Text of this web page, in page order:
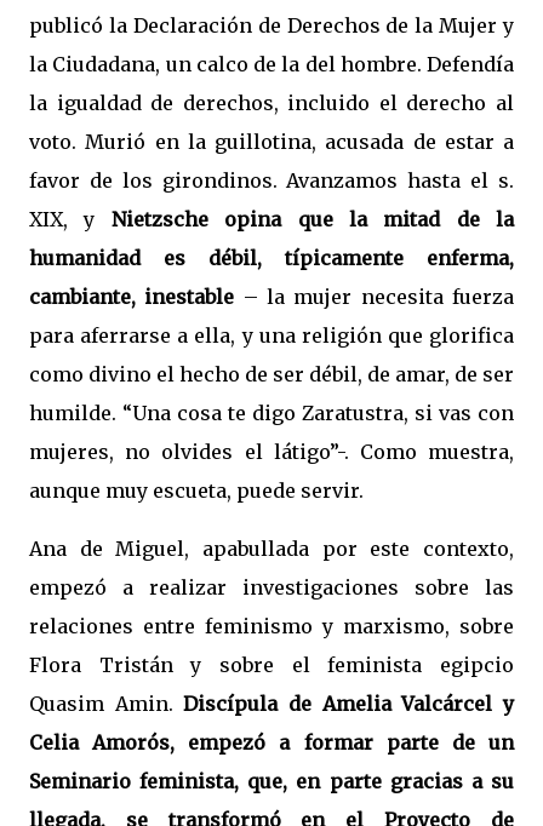
publicó la Declaración de Derechos de la Mujer y
la Ciudadana, un calco de la del hombre. Defendía
la igualdad de derechos, incluido el derecho al
voto. Murió en la guillotina, acusada de estar a
favor de los girondinos. Avanzamos hasta el s.
XIX, y Nietzsche opina que la mitad de la
humanidad es débil, típicamente enferma,
cambiante, inestable – la mujer necesita fuerza
para aferrarse a ella, y una religión que glorifica
como divino el hecho de ser débil, de amar, de ser
humilde. “Una cosa te digo Zaratustra, si vas con
mujeres, no olvides el látigo”-. Como muestra,
aunque muy escueta, puede servir.
Ana de Miguel, apabullada por este contexto,
empezó a realizar investigaciones sobre las
relaciones entre feminismo y marxismo, sobre
Flora Tristán y sobre el feminista egipcio
Quasim Amin.Discípula de Amelia Valcárcel y
Celia Amorós, empezó a formar parte de un
Seminario feminista, que, en parte gracias a su
llegada, se transformó en el Proyecto de